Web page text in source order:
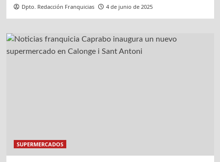
Dpto. Redacción Franquicias 4 de junio de 2025
SUPERMERCADOS